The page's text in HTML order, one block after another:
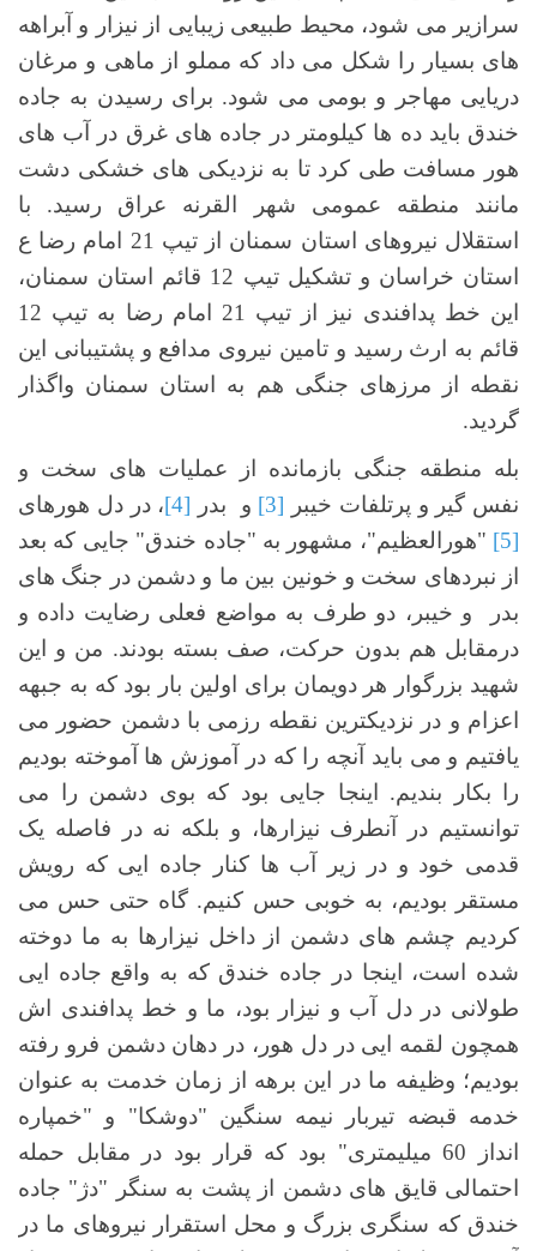
سرازیر می شود، محیط طبیعی زیبایی از نیزار و آبراهه
های بسیار را شکل می داد که مملو از ماهی و مرغان
دریایی مهاجر و بومی می شود. برای رسیدن به جاده
خندق باید ده ها کیلومتر در جاده های غرق در آب های
هور مسافت طی کرد تا به نزدیکی های خشکی دشت
مانند منطقه عمومی شهر القرنه عراق رسید. با
استقلال نیروهای استان سمنان از تیپ 21 امام رضا ع
استان خراسان و تشکیل تیپ 12 قائم استان سمنان،
این خط پدافندی نیز از تیپ 21 امام رضا به تیپ 12
قائم به ارث رسید و تامین نیروی مدافع و پشتیبانی این
نقطه از مرزهای جنگی هم به استان سمنان واگذار
گردید.
بله منطقه جنگی بازمانده از عملیات های سخت و
نفس گیر و پرتلفات خیبر [3] و بدر [4]
، در دل هورهای
[5]
"هورالعظیم"، مشهور به "جاده خندق" جایی که بعد
از نبردهای سخت و خونین بین ما و دشمن در جنگ های
بدر و خیبر، دو طرف به مواضع فعلی رضایت داده و
درمقابل هم بدون حرکت، صف بسته بودند. من و این
شهید بزرگوار هر دویمان برای اولین بار بود که به جبهه
اعزام و در نزدیکترین نقطه رزمی با دشمن حضور می
یافتیم و می باید آنچه را که در آموزش ها آموخته بودیم
را بکار بندیم. اینجا جایی بود که بوی دشمن را می
توانستیم در آنطرف نیزارها، و بلکه نه در فاصله یک
قدمی خود و در زیر آب ها کنار جاده ایی که رویش
مستقر بودیم، به خوبی حس کنیم. گاه حتی حس می
کردیم چشم های دشمن از داخل نیزارها به ما دوخته
شده است، اینجا در جاده خندق که به واقع جاده ایی
طولانی در دل آب و نیزار بود، ما و خط پدافندی اش
همچون لقمه ایی در دل هور، در دهان دشمن فرو رفته
بودیم؛ وظیفه ما در این برهه از زمان خدمت به عنوان
خدمه قبضه تیربار نیمه سنگین "دوشکا" و "خمپاره
انداز 60 میلیمتری" بود که قرار بود در مقابل حمله
احتمالی قایق های دشمن از پشت به سنگر "دژ" جاده
خندق که سنگری بزرگ و محل استقرار نیروهای ما در